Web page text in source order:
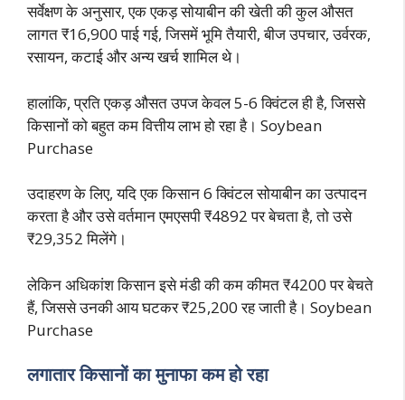
सर्वेक्षण के अनुसार, एक एकड़ सोयाबीन की खेती की कुल औसत
लागत ₹16,900 पाई गई, जिसमें भूमि तैयारी, बीज उपचार, उर्वरक,
रसायन, कटाई और अन्य खर्च शामिल थे।
हालांकि, प्रति एकड़ औसत उपज केवल 5-6 क्विंटल ही है, जिससे
किसानों को बहुत कम वित्तीय लाभ हो रहा है। Soybean
Purchase
उदाहरण के लिए, यदि एक किसान 6 क्विंटल सोयाबीन का उत्पादन
करता है और उसे वर्तमान एमएसपी ₹4892 पर बेचता है, तो उसे
₹29,352 मिलेंगे।
लेकिन अधिकांश किसान इसे मंडी की कम कीमत ₹4200 पर बेचते
हैं, जिससे उनकी आय घटकर ₹25,200 रह जाती है। Soybean
Purchase
लगातार किसानों का मुनाफा कम हो रहा